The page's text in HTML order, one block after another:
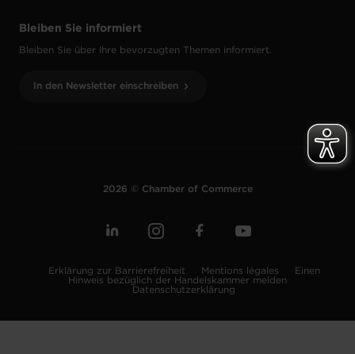
Bleiben Sie informiert
Bleiben Sie über Ihre bevorzugten Themen informiert.
In den Newsletter einschreiben
2026 © Chamber of Commerce
Erklärung zur Barrierefreiheit Mentions légales
Einen
Hinweis bezüglich der Handelskammer melden
Datenschutzerklärung